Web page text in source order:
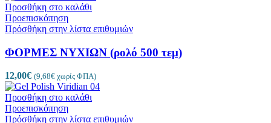
Προσθήκη στο καλάθι
Προεπισκόπηση
Πρόσθήκη στην λίστα επιθυμιών
ΦΟΡΜΕΣ ΝΥΧΙΩΝ (ρολό 500 τεμ)
12,00€ (9,68€ χωρίς ΦΠΑ)
Προσθήκη στο καλάθι
Προεπισκόπηση
Πρόσθήκη στην λίστα επιθυμιών